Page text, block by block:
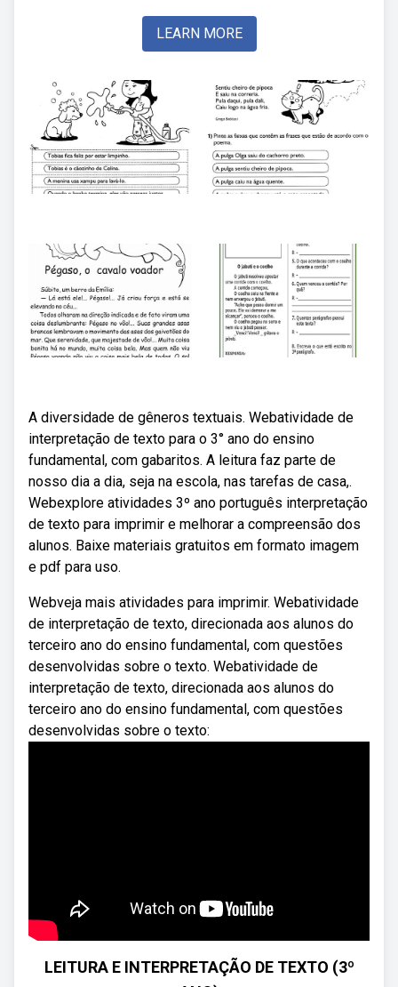
LEARN MORE
A diversidade de gêneros textuais. Webatividade de
interpretação de texto para o 3° ano do ensino
fundamental, com gabaritos. A leitura faz parte de
nosso dia a dia, seja na escola, nas tarefas de casa,.
Webexplore atividades 3º ano português interpretação
de texto para imprimir e melhorar a compreensão dos
alunos. Baixe materiais gratuitos em formato imagem
e pdf para uso.
Webveja mais atividades para imprimir. Webatividade
de interpretação de texto, direcionada aos alunos do
terceiro ano do ensino fundamental, com questões
desenvolvidas sobre o texto. Webatividade de
interpretação de texto, direcionada aos alunos do
terceiro ano do ensino fundamental, com questões
desenvolvidas sobre o texto:
LEITURA E INTERPRETAÇÃO DE TEXTO (3º